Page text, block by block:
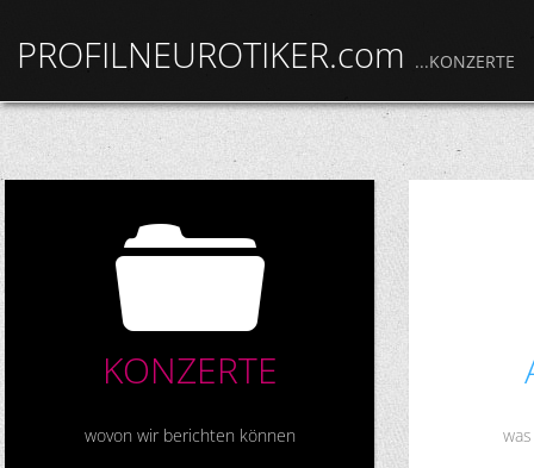
PROFILNEUROTIKER.com ...KONZERTE
F
KONZERTE
wovon wir berichten können